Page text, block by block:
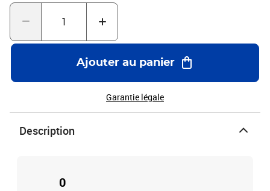
Ajouter au panier
Garantie légale
Description
0